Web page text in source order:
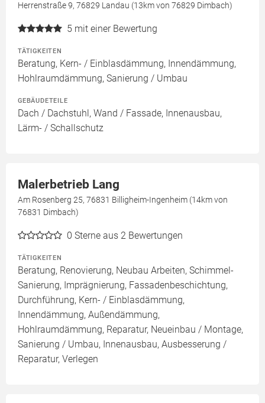
Herrenstraße 9, 76829 Landau (13km von 76829 Dimbach)
5 mit einer Bewertung
TÄTIGKEITEN
Beratung, Kern- / Einblasdämmung, Innendämmung,
Hohlraumdämmung, Sanierung / Umbau
GEBÄUDETEILE
Dach / Dachstuhl, Wand / Fassade, Innenausbau,
Lärm- / Schallschutz
Malerbetrieb Lang
Am Rosenberg 25, 76831 Billigheim-Ingenheim (14km von
76831 Dimbach)
0 Sterne aus 2 Bewertungen
TÄTIGKEITEN
Beratung, Renovierung, Neubau Arbeiten, Schimmel-
Sanierung, Imprägnierung, Fassadenbeschichtung,
Durchführung, Kern- / Einblasdämmung,
Innendämmung, Außendämmung,
Hohlraumdämmung, Reparatur, Neueinbau / Montage,
Sanierung / Umbau, Innenausbau, Ausbesserung /
Reparatur, Verlegen